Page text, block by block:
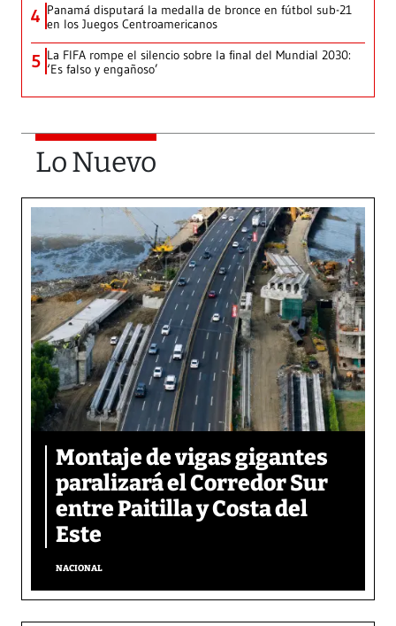
4 Panamá disputará la medalla de bronce en fútbol sub-21
en los Juegos Centroamericanos
5 La FIFA rompe el silencio sobre la final del Mundial 2030:
‘Es falso y engañoso’
Lo Nuevo
Montaje de vigas gigantes
paralizará el Corredor Sur
entre Paitilla y Costa del
Este
NACIONAL